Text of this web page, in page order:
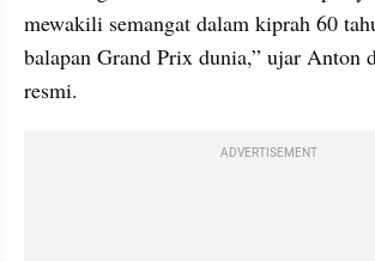
mewakili semangat dalam kiprah 60
balapan Grand Prix dunia,” ujar Anton
resmi.
ADVERTISEMENT